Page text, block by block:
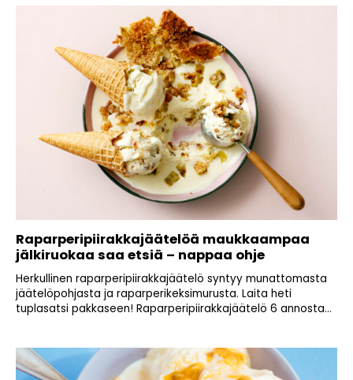
Raparperipiirakkajäätelöä maukkaampaa
jälkiruokaa saa etsiä – nappaa ohje
Herkullinen raparperipiirakkajäätelö syntyy munattomasta
jäätelöpohjasta ja raparperikeksimurusta. Laita heti
tuplasatsi pakkaseen! Raparperipiirakkajäätelö 6 annosta...